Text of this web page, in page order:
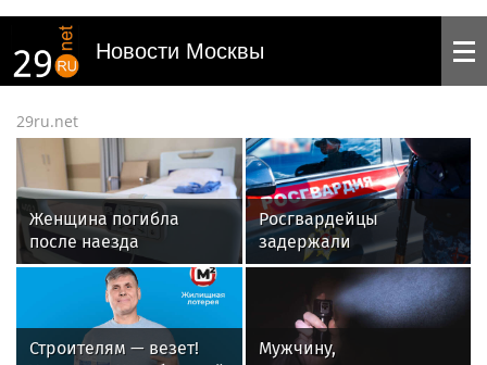
Новости Москвы
29ru.net
Женщина погибла
после наезда
автомобиля на
пешеходов в Омске
Росгвардейцы
задержали
вооруженного
холодным оружием
дебошира в
Подмосковье
Строителям — везет!
Мужчину,